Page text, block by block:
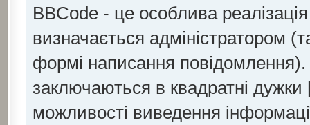
BBCode - це особлива
визначається адміністратором
формі написання
заключаються в квадратні дужки
можливості виведення